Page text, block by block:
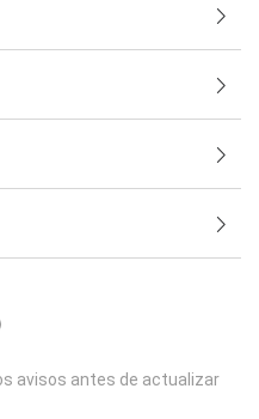
avisos antes de actualizar